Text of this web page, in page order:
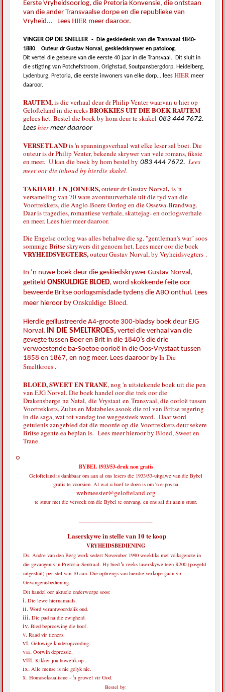
Eerste Vryheidsoorlog, die Pretoria Konvensie, die ontstaan
van die ander Transvaalse dorpe en die republieke van
Vryheid... Lees HIER meer daaroor.
VINGER OP DIE SNELLER -Die geskiedenis van die Transvaal 1840-
1880.Outeur dr Gustav Norval, geskiedskrywer en patoloog.
Dit vertel die gebeure van die eerste 40 jaar in die Transvaal.Dit sluit in
die stigting van Potchefstroom, Orighstad, Soutpansbergdorp, Heidelberg,
Lydenburg, Pretoria, die eerste inwoners van elke dorp... leesHIER meer
daaroor.
RAUTEM,is die verhaal deur dr Philip Venter waarvan u hier op
Gelofteland in die reeksBROKKIES UIT DIE BOEK RAUTEM
gelees het. Bestel die boek by hom deur te skakel083 444 7672.
Leeshiermeer daaroor
VERSETLANDis 'n spanningsverhaal wat elke leser sal boei. Die
outeur is dr Philip Venter, bekende skrywer van vele romans, fiksie
en meer. U kan die boek by hom bestel by083 444 7672.Lees
meer oor die inhoud by hierdie skakel.
TAKHARE EN JOINERS,outeur dr Gustav Norval, is 'n
versameling van 70 ware avontuurverhale uit die tyd van die
Voortrekkers, die Anglo-Boere Oorlog en die Ossewa-Brandwag.
Daar is tragedies, romantiese verhale, skattejag- en oorlogsverhale
en meer.Lees hier meer daaroor.
Die Engelse oorlog was alles behalwe die sg. "gentleman's war" soos
sommige Britse skrywers dit genoem het. Lees meer oor die boek
VRYHEIDSVEGTERS,outeur Gustav Norval, byVryheidsvegters .
In ‘n nuwe boek deur die geskiedskrywer Gustav Norval,
getiteldONSKULDIGE BLOED, word skokkende feite oor
beweerde Britse oorlogsmisdade tydens die ABO onthul. Lees
meer hieroor byOnskuldige Bloed.
Hierdie geïllustreerde A4-groote 300-bladsy boek deur EJG
Norval, IN DIE SMELTKROES, vertel die verhaal van die
gevegte tussen Boer en Brit in die 1840’s die drie
verwoestende ba-Soetoe oorloë in die Oos-Vrystaat tussen
1858 en 1867, en nog meer. Lees daaroor byIn Die
Smeltkroes .
BLOED, SWEET EN TRANE, nog 'n uitstekende boek uit die pen
van EJG Norval. Die boek handel oor dietrek oor die
Drakensbergena Natal,die Vrystaat enTransvaal, die oorloë tussen
Voortrekkers, Zulus en Matabeles asook die rol van Britse regering
in die saga, wat tot vandag toe weggesteek word. Daar word
getuienis aangebied dat die moorde op die Voortrekkers deur sekere
Britse agente ea beplan is. Lees meer hieroor byBloed, Sweet en
Trane.
BYBEL 1933/53-druk nou gratis
Gelofteland is dankbaar om aan al ons lesers die 1933/53-uitgawe van die Bybel
gratis te voorsien. Al wat u hoef te doen is om 'n e-pos na
webmeester@gelofteland.org
te stuur met die versoek om die Bybel te ontvang, en ons sal dit aan u stuur.
Laserskywe in stelle van 10 te koop
VRYHEIDSBEDIENING
Ds. Andre van den Berg werk sedert November 1990 weekliks met volksgenote in
die gevangenis in Pretoria-Sentraal. Hy bied ŉ reeks laserskywe teen R200 (posgeld
uitgesluit) per stel van 10 aan. Die opbrengs van hierdie verkope gaan vir
Gevangenisbediening.
Dit handel oor aktuele onderwerpe soos:
Die lewe hiernamaals.
Word verantwoordelik oud.
Die pad na die ewigheid.
Bied beproewing die hoof.
Raad vir tieners.
Gelowige kinderopvoeding.
Oorwin depressie.
Kikker jou huwelik op .
Alle mense is nie gelyk nie.
Homoseksualisme - ŉ gruwel vir God.
Bestel by: